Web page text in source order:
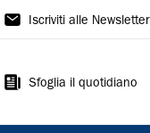
Gazzetta
Modena
Iscriviti alle Newsletter
Sfoglia il quotidiano